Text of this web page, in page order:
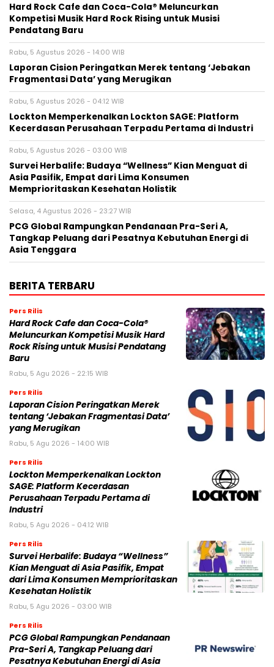
Hard Rock Cafe dan Coca-Cola® Meluncurkan
Kompetisi Musik Hard Rock Rising untuk Musisi
Pendatang Baru
Rabu, 5 Agustus 2026 - 14:00 WIB
Laporan Cision Peringatkan Merek tentang ‘Jebakan
Fragmentasi Data’ yang Merugikan
Rabu, 5 Agustus 2026 - 04:12 WIB
Lockton Memperkenalkan Lockton SAGE: Platform
Kecerdasan Perusahaan Terpadu Pertama di Industri
Rabu, 5 Agustus 2026 - 03:00 WIB
Survei Herbalife: Budaya “Wellness” Kian Menguat di
Asia Pasifik, Empat dari Lima Konsumen
Memprioritaskan Kesehatan Holistik
Selasa, 4 Agustus 2026 - 23:27 WIB
PCG Global Rampungkan Pendanaan Pra-Seri A,
Tangkap Peluang dari Pesatnya Kebutuhan Energi di
Asia Tenggara
BERITA TERBARU
Pers Rilis
Hard Rock Cafe dan Coca-Cola®
Meluncurkan Kompetisi Musik Hard
Rock Rising untuk Musisi Pendatang
Baru
Rabu, 5 Agu 2026 - 22:15 WIB
Pers Rilis
Laporan Cision Peringatkan Merek
tentang ‘Jebakan Fragmentasi Data’
yang Merugikan
Rabu, 5 Agu 2026 - 14:00 WIB
Pers Rilis
Lockton Memperkenalkan Lockton
SAGE: Platform Kecerdasan
Perusahaan Terpadu Pertama di
Industri
Rabu, 5 Agu 2026 - 04:12 WIB
Pers Rilis
Survei Herbalife: Budaya “Wellness”
Kian Menguat di Asia Pasifik, Empat
dari Lima Konsumen Memprioritaskan
Kesehatan Holistik
Rabu, 5 Agu 2026 - 03:00 WIB
Pers Rilis
PCG Global Rampungkan Pendanaan
Pra-Seri A, Tangkap Peluang dari
Pesatnya Kebutuhan Energi di Asia